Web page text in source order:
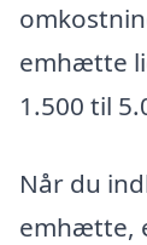
emhætte
1.500 til
Når du
emhætte,